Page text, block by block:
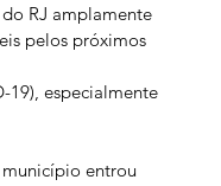
RJ amplamente
pelos próximos
19), especialmente
entrou